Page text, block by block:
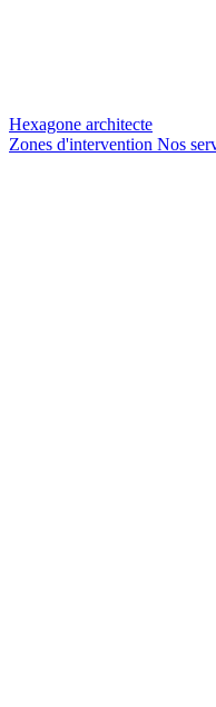
Hexagone architecte
Zones d'intervention Nos